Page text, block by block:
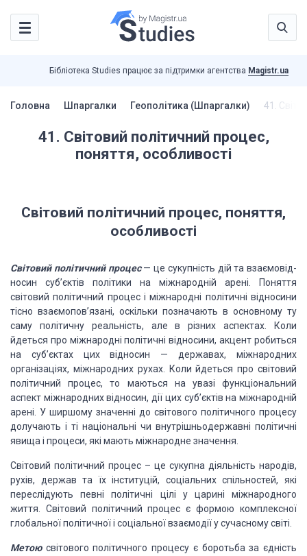
Бібліотека Studies працює за підтримки агентства Magistr.ua
Головна Шпаргалки Геополітика (Шпаргалки) 41.
41. Світовий політичний процес,
поняття, особливості
Світовий політичний процес, поняття,
особливості
Світовийполітичний процес— це сукупність дій та взаємовід­
носин суб’єктів політики на міжнародній арені. Поняття
світовий політичний процес і міжнародні політичні відносини
тісно взаємо­пов’язані, оскільки позначають в основному ту
саму політичну реаль­ність, але в різних аспектах. Коли
йдеться про міжнародні політичні відносини, акцент робиться
на суб’єктах цих відносин — державах, міжнародних
організаціях, міжнародних рухах.
Коли йдеться про сві­товий
політичний процес, то маються на увазі функціональний
аспект міжнародних відносин, дії цих суб’єктів на міжнародній
арені. У ши­ршому значенні до світового політичного процесу
долучають і ті наці­ональні чи внутрішньодержавні політичні
явища і процеси, які мають міжнародне значення.
Світовий політичний процес – це сукупна діяльність народів,
рухів, держав та їх інституцій, соціальних спільностей, які
переслідують певні політичні цілі у царині міжнародного
життя. Світовий політичний процес є формою комплексної
глобальної політичної і соціальноївзаємодії у сучасному світі.
Метою світового політичного процесу є боротьба за єдність